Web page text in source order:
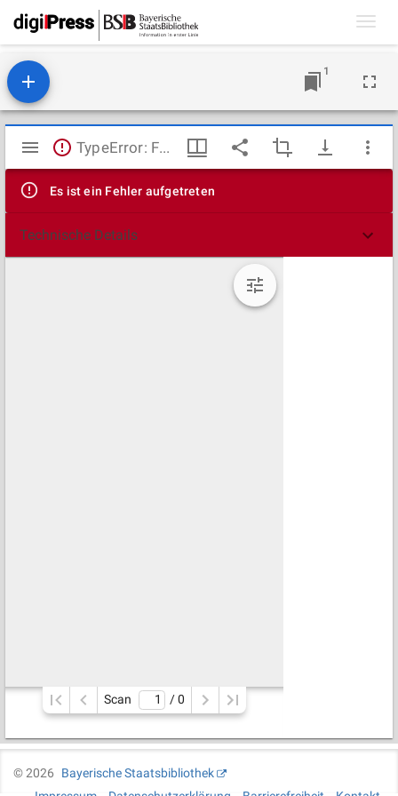
1
Mirador
Viewer
TypeError: Failed to fetch
Es ist ein Fehler aufgetreten
Technische Details
Scan / 0
©2026
Bayerische Staatsbibliothek